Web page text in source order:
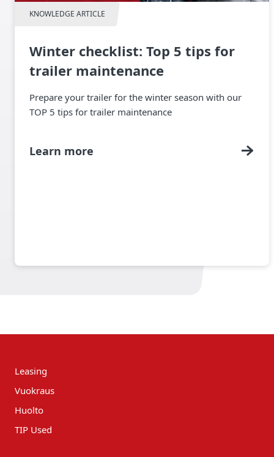
KNOWLEDGE ARTICLE
Winter checklist: Top 5 tips for
trailer maintenance
Prepare your trailer for the winter season with our
TOP 5 tips for trailer maintenance
Learn more
Leasing
Vuokraus
Huolto
TIP Used